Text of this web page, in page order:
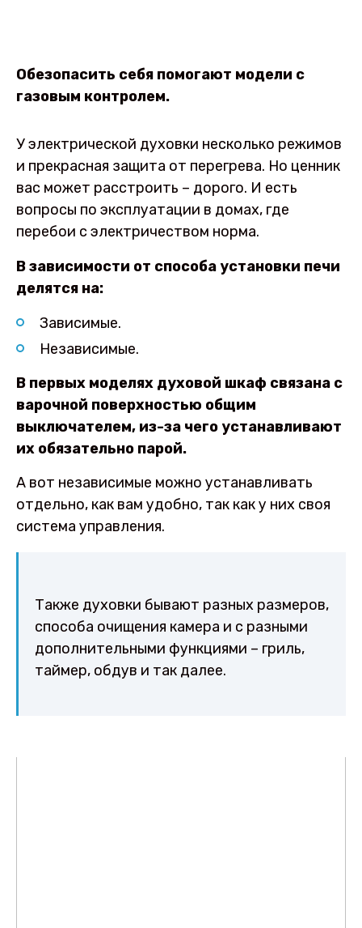
Обезопасить себя помогают модели с
газовым контролем.
У электрической духовки несколько режимов
и прекрасная защита от перегрева. Но ценник
вас может расстроить – дорого. И есть
вопросы по эксплуатации в домах, где
перебои с электричеством норма.
В зависимости от способа установки печи
делятся на:
Зависимые.
Независимые.
В первых моделях духовой шкаф связана с
варочной поверхностью общим
выключателем, из-за чего устанавливают
их обязательно парой.
А вот независимые можно устанавливать
отдельно, как вам удобно, так как у них своя
система управления.
Также духовки бывают разных размеров,
способа очищения камера и с разными
дополнительными функциями – гриль,
таймер, обдув и так далее.